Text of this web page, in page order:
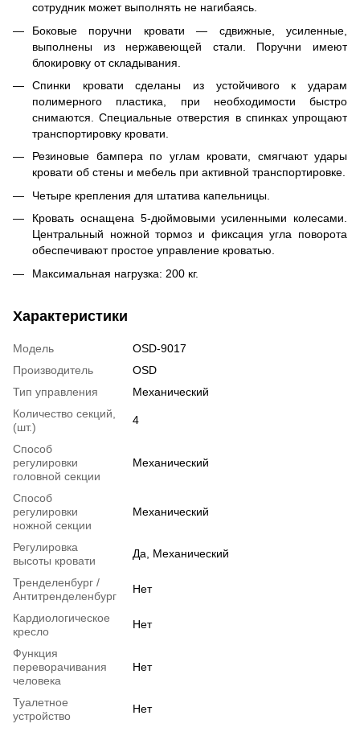
сотрудник может выполнять не нагибаясь.
Боковые поручни кровати — сдвижные, усиленные,
выполнены из нержавеющей стали. Поручни имеют
блокировку от складывания.
Спинки кровати сделаны из устойчивого к ударам
полимерного пластика, при необходимости быстро
снимаются. Специальные отверстия в спинках упрощают
транспортировку кровати.
Резиновые бампера по углам кровати, смягчают удары
кровати об стены и мебель при активной транспортировке.
Четыре крепления для штатива капельницы.
Кровать оснащена 5-дюймовыми усиленными колесами.
Центральный ножной тормоз и фиксация угла поворота
обеспечивают простое управление кроватью.
Максимальная нагрузка: 200 кг.
Характеристики
Модель
OSD-9017
Производитель
OSD
Тип управления
Механический
Количество секций,
(шт.)
4
Способ
регулировки
головной секции
Механический
Способ
регулировки
ножной секции
Механический
Регулировка
высоты кровати
Да, Механический
Тренделенбург /
Антитренделенбург
Нет
Кардиологическое
кресло
Нет
Функция
переворачивания
человека
Нет
Туалетное
устройство
Нет